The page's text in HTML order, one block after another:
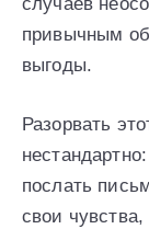
привычным
выгоды.
Разорвать
послать
свои